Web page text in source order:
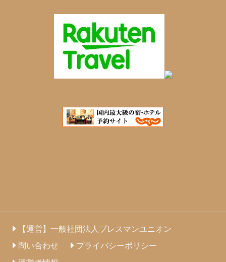
【運営】一般社団法人プレスマンユニオン
問い合わせ
プライバシーポリシー